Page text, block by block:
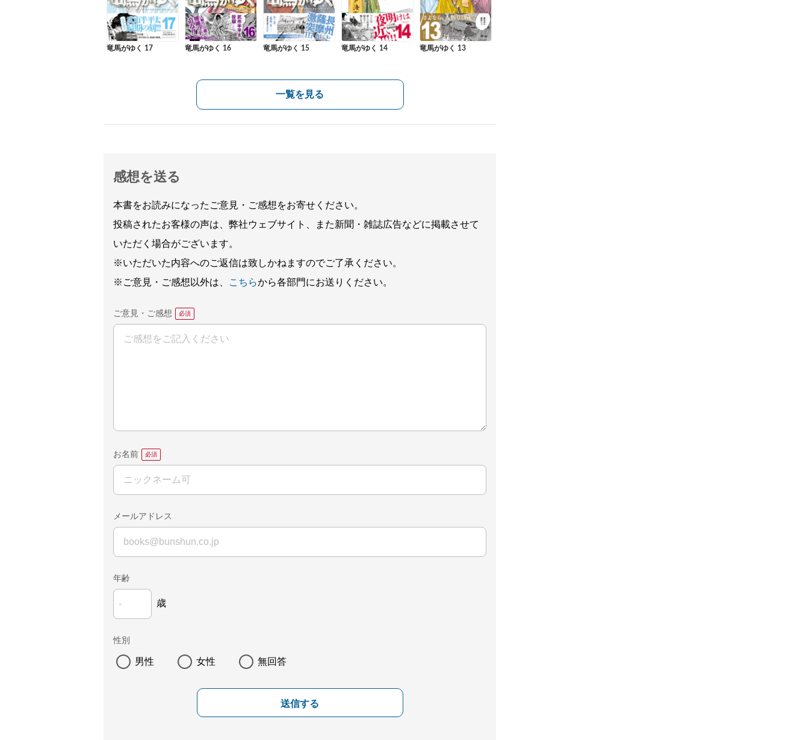
竜馬がゆく 17 竜馬がゆく 16 竜馬がゆく 15 竜馬がゆく 14 竜馬がゆく 13
一覧を見る
感想を送る
本書をお読みになったご意見・ご感想をお寄せください。
投稿されたお客様の声は、弊社ウェブサイト、また新聞・雑誌広告などに掲載させて
いただく場合がございます。
※いただいた内容へのご返信は致しかねますのでご了承ください。
※ご意見・ご感想以外は、
こちらから各部門にお送りください。
ご意見・ご感想
お名前
メールアドレス
年齢
歳
性別
男性 女性 無回答
送信する